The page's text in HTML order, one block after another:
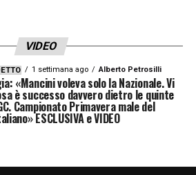
VIDEO
1 settimana ago Alberto Petrosilli
«Mancini voleva solo la Nazionale. Vi
è successo davvero dietro le quinte
Campionato Primavera male del
ESCLUSIVA e VIDEO